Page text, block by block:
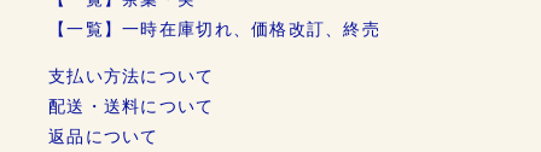
【一覧】一時在庫切れ、価格改訂、終売
支払い方法について
配送・送料について
返品について